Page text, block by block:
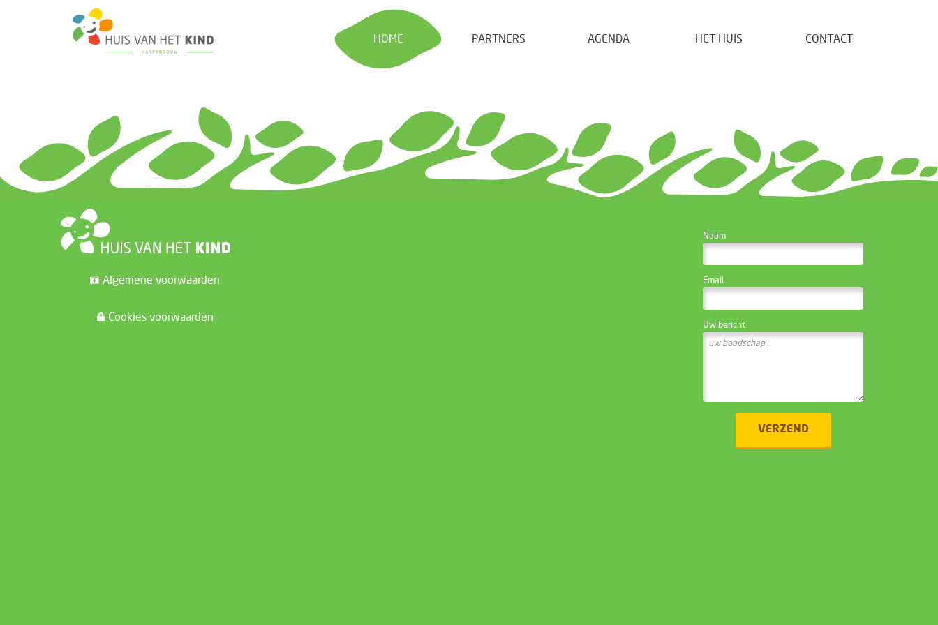
HOME PARTNERS AGENDA HET HUIS CONTACT
Algemene voorwaarden
Cookies voorwaarden
WEBSITE BEHEERDER
Naam
Email
Uw bericht
VERZEND